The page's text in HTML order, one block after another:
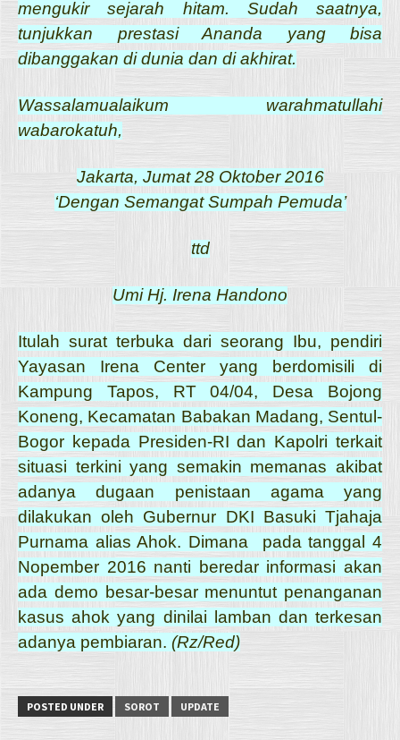
mengukir sejarah hitam. Sudah saatnya,
tunjukkan prestasi Ananda yang bisa
dibanggakan di dunia dan di akhirat.
Wassalamualaikum warahmatullahi
wabarokatuh,
Jakarta, Jumat 28 Oktober 2016
‘Dengan Semangat Sumpah Pemuda’
ttd
Umi Hj. Irena Handono
Itulah surat terbuka dari seorang Ibu, pendiri
Yayasan Irena Center yang berdomisili di
Kampung Tapos, RT 04/04, Desa Bojong
Koneng, Kecamatan Babakan Madang, Sentul-
Bogor kepada Presiden-RI dan Kapolri terkait
situasi terkini yang semakin memanas akibat
adanya dugaan penistaan agama yang
dilakukan oleh Gubernur DKI Basuki Tjahaja
Purnama alias Ahok. Dimana pada tanggal 4
Nopember 2016 nanti beredar informasi akan
ada demo besar-besar menuntut penanganan
kasus ahok yang dinilai lamban dan terkesan
adanya pembiaran. (Rz/Red)
POSTED UNDER SOROT UPDATE